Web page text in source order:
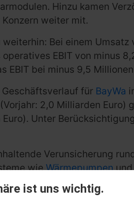
ist uns wichtig.
Hinzu kamen
weiter mit.
Bei einem Umsatz
EBIT von minus
EBIT bei minus 9,5 Millionen
für BayWa
2,0 Milliarden Euro)
Unter
Verunsicherung
wieWärmepumpen
nachgefragt. Aufgrund
Lediglich der